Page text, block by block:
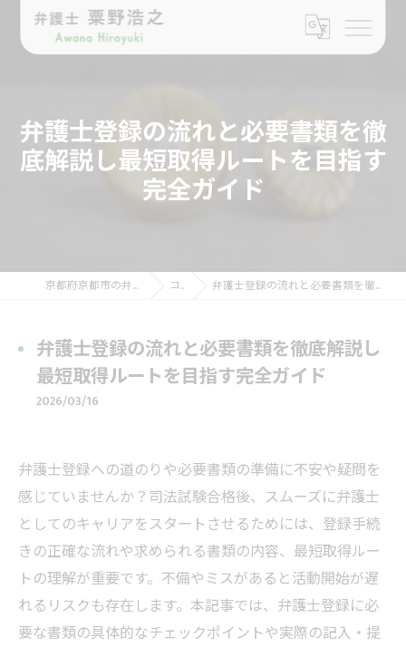
弁護士登録の流れと必要書類を徹
底解説し最短取得ルートを目指す
完全ガイド
京都府京都市の弁護士なら弁護士 粟野浩之 コラム 弁護士登録の流れと必要書類を徹底解説し最短取得ルートを目指す完全ガイド
弁護士登録の流れと必要書類を徹底解説し
最短取得ルートを目指す完全ガイド
2026/03/16
弁護士登録への道のりや必要書類の準備に不安や疑問を
感じていませんか？司法試験合格後、スムーズに弁護士
としてのキャリアをスタートさせるためには、登録手続
きの正確な流れや求められる書類の内容、最短取得ルー
トの理解が重要です。不備やミスがあると活動開始が遅
れるリスクも存在します。本記事では、弁護士登録に必
要な書類の具体的なチェックポイントや実際の記入・提